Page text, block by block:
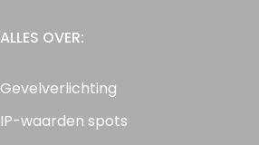
ALLES OVER:
Gevelverlichting
IP-waarden spots